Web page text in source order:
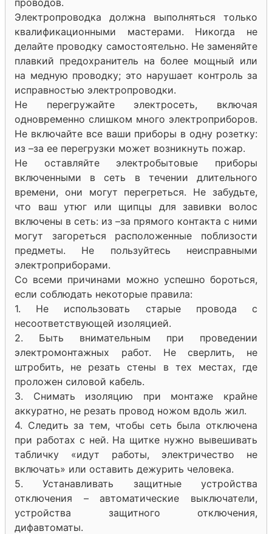
Электропроводка должна выполняться только
квалификационными мастерами. Никогда не
делайте проводку самостоятельно. Не заменяйте
плавкий предохранитель на более мощный или
на медную проводку; это нарушает контроль за
исправностью электропроводки.
Не перегружайте электросеть, включая
одновременно слишком много электроприборов.
Не включайте все ваши приборы в одну розетку:
из –за ее перегрузки может возникнуть пожар.
Не оставляйте электробытовые приборы
включенными в сеть в течении длительного
времени, они могут перегреться. Не забудьте,
что ваш утюг или щипцы для завивки волос
включены в сеть: из –за прямого контакта с ними
могут загореться расположенные поблизости
предметы. Не пользуйтесь неисправными
электроприборами.
Со всеми причинами можно успешно бороться,
если соблюдать некоторые правила:
1. Не использовать старые провода с
несоответствующей изоляцией.
2. Быть внимательным при проведении
электромонтажных работ. Не сверлить, не
штробить, не резать стены в тех местах, где
проложен силовой кабель.
3. Снимать изоляцию при монтаже крайне
аккуратно, не резать провод ножом вдоль жил.
4. Следить за тем, чтобы сеть была отключена
при работах с ней. На щитке нужно вывешивать
табличку «идут работы, электричество не
включать» или оставить дежурить человека.
5. Устанавливать защитные устройства
отключения – автоматические выключатели,
устройства защитного отключения,
дифавтоматы.